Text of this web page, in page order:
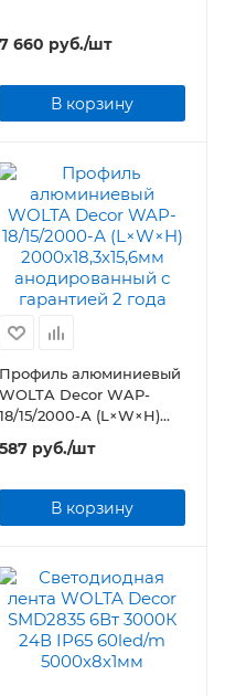
7 660 руб./шт
В корзину
Профиль алюминиевый
WOLTA Decor WAP-
18/15/2000-А (L×W×H)
2000х18,3х15,6мм
анодированный
587руб./шт
В корзину